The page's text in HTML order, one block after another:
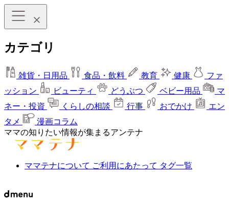
カテゴリ
雑貨・日用品 食品・飲料 教育 健康
ファ
ッション
ビューティ どうぶつ ベビー用品
マ
ネー・投資
くらしの相談 行事 おでかけ
エン
タメ
漫画コラム
ママの知りたい情報が集まるアンテナ
ママテナについて ご利用にあたって タグ一覧